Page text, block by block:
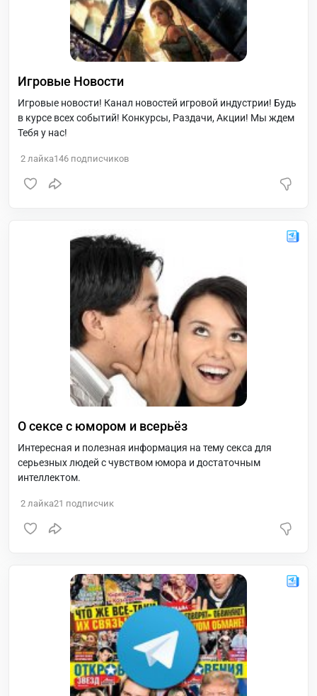
Игровые Новости
Игровые новости! Канал новостей игровой индустрии! Будь
в курсе всех событий! Конкурсы, Раздачи, Акции! Мы ждем
Тебя у нас!
2 лайка146 подписчиков
О сексе с юмором и всерьёз
Интересная и полезная информация на тему секса для
серьезных людей с чувством юмора и достаточным
интеллектом.
2 лайка21 подписчик